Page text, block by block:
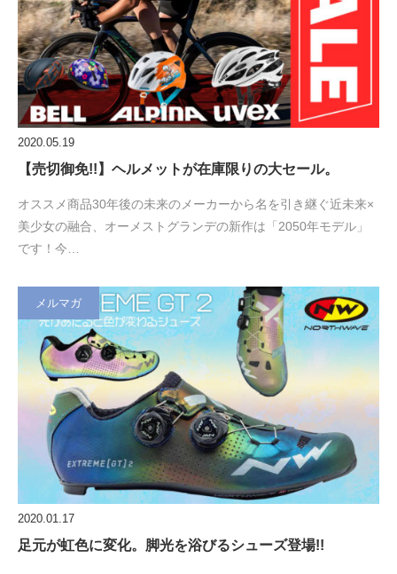
2020.05.19
【売切御免!!】ヘルメットが在庫限りの大セール。
オススメ商品30年後の未来のメーカーから名を引き継ぐ近未来×
美少女の融合、オーメストグランデの新作は「2050年モデル」
です！今…
メルマガ
2020.01.17
足元が虹色に変化。脚光を浴びるシューズ登場!!